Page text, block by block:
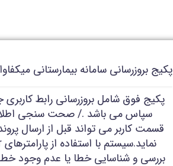
پکیج بروزرسانی سامانه بیمارستانی میکفاوا با
پکیج فوق شامل بروزرسانی رابط
سپاس می باشد ./ صحت سنجی
قسمت کاربر می تواند قبل از ارسال
بررسی و شناسایی خطا یا عدم وجود خطا